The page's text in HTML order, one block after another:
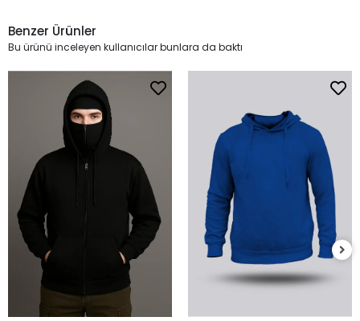
Benzer Ürünler
Bu ürünü inceleyen kullanıcılar bunlara da baktı